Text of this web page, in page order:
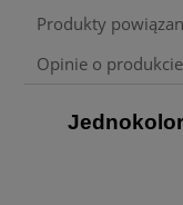
Produkty
Opinie o